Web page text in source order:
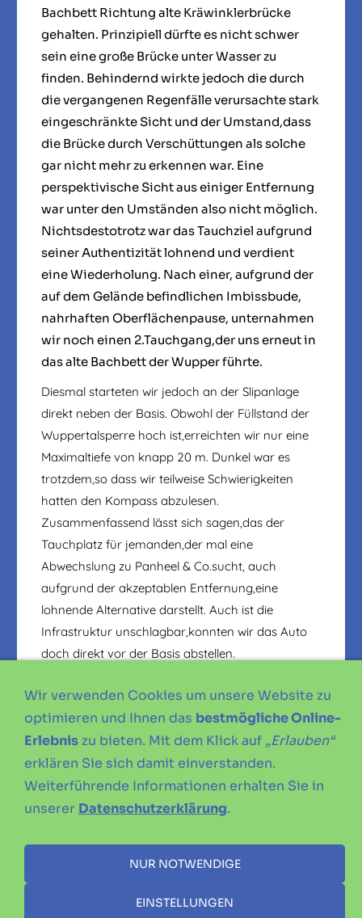
Bachbett Richtung alte Kräwinklerbrücke
gehalten. Prinzipiell dürfte es nicht schwer
sein eine große Brücke unter Wasser zu
finden. Behindernd wirkte jedoch die durch
die vergangenen Regenfälle verursachte stark
eingeschränkte Sicht und der Umstand,dass
die Brücke durch Verschüttungen als solche
gar nicht mehr zu erkennen war. Eine
perspektivische Sicht aus einiger Entfernung
war unter den Umständen also nicht möglich.
Nichtsdestotrotz war das Tauchziel aufgrund
seiner Authentizität lohnend und verdient
eine Wiederholung. Nach einer, aufgrund der
auf dem Gelände befindlichen Imbissbude,
nahrhaften Oberflächenpause, unternahmen
wir noch einen 2.Tauchgang,der uns erneut in
das alte Bachbett der Wupper führte.
Diesmal starteten wir jedoch an der Slipanlage
direkt neben der Basis. Obwohl der Füllstand der
Wuppertalsperre hoch ist,erreichten wir nur eine
Maximaltiefe von knapp 20 m. Dunkel war es
trotzdem,so dass wir teilweise Schwierigkeiten
hatten den Kompass abzulesen.
Zusammenfassend lässt sich sagen,das der
Tauchplatz für jemanden,der mal eine
Abwechslung zu Panheel & Co.sucht, auch
aufgrund der akzeptablen Entfernung,eine
lohnende Alternative darstellt. Auch ist die
Infrastruktur unschlagbar,konnten wir das Auto
doch direkt vor der Basis abstellen.
"OLD DIVERS NEVER DIE.THEY JUST GO
DEEPER"
Markus und Georg
Wir verwenden Cookies um unsere Website zu
optimieren und Ihnen das bestmögliche Online-
Erlebnis zu bieten. Mit dem Klick auf „Erlauben“
erklären Sie sich damit einverstanden.
Weiterführende Informationen erhalten Sie in
unserer Datenschutzerklärung.
NUR NOTWENDIGE
EINSTELLUNGEN